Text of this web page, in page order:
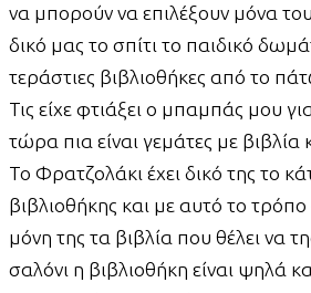
να μπορούν να επιλέξουν μόνα
δικό μας το σπίτι το παιδικό
τεράστιες βιβλιοθήκες από το
Τις είχε φτιάξει ο μπαμπάς μου
τώρα πια είναι γεμάτες με βιβλία
Το Φρατζολάκι έχει δικό της το
βιβλιοθήκης και με αυτό το τρόπο
μόνη της τα βιβλία που θέλει να
σαλόνι η βιβλιοθήκη είναι ψηλά